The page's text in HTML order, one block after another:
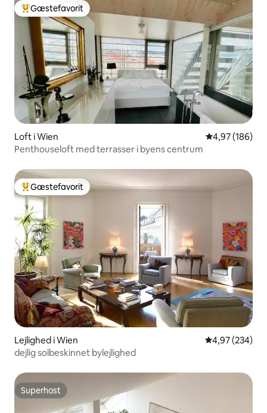
Bedste gæstefavorit
Gæstefavorit
Loft i Wien 4,97 ud af 5 i
4,97 (186)
Penthouseloft med terrasser i byens centrum
Bedste gæstefavorit
Gæstefavorit
Lejlighed i Wien 4,97 ud af 5 i
4,97 (234)
dejlig solbeskinnet bylejlighed
Superhost
Superhost